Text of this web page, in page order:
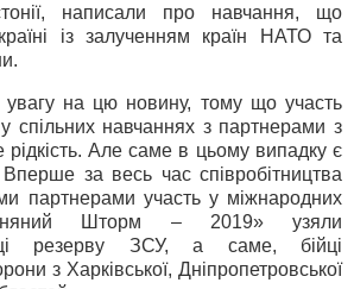
написали про навчання, що
із залученням країн НАТО та
на цю новину, тому що участь
спільних навчаннях з партнерами з
Але саме в цьому випадку є
за весь час співробітництва
партнерами участь у міжнародних
Шторм – 2019» узяли
резерву ЗСУ, а саме, бійці
з Харківської, Дніпропетровської